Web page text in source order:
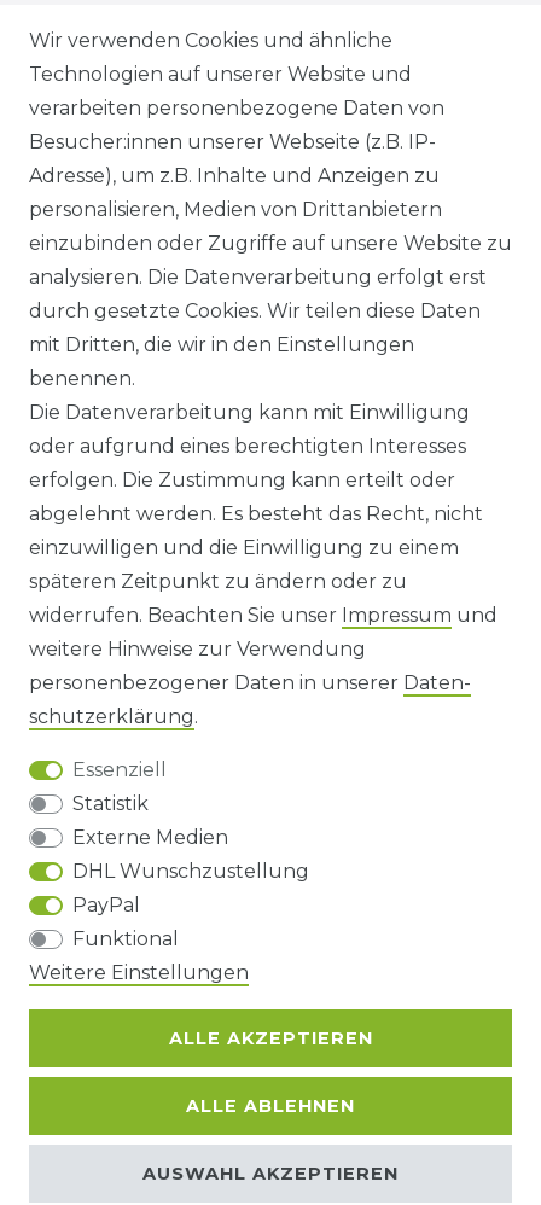
VERSANDARTEN & -KOSTEN
GEWERBETREIBENDE?
HILFE
KONTAKT
ANFAHRT
WIDERRUFS­FORMULAR
HINWEISE ZUR BATTERIEENTSORGUNG
IMPRESSUM
AGB UND KUNDENINFORMATIONEN
DATENSCHUTZERKLÄRUNG
BARRIEREFREIHEIT
Impressum Daten­schutz­erklärung
Barrierefreiheitserklärung
VERTRAG WIDERRUFEN Kontakt
vorbehalten.
Wir verwenden Cookies und ähnliche
Technologien auf unserer Website und
verarbeiten personenbezogene Daten von
Besucher:innen unserer Webseite (z.B. IP-
Adresse), um z.B. Inhalte und Anzeigen zu
personalisieren, Medien von Drittanbietern
einzubinden oder Zugriffe auf unsere Website zu
analysieren. Die Datenverarbeitung erfolgt erst
durch gesetzte Cookies. Wir teilen diese Daten
mit Dritten, die wir in den Einstellungen
benennen.
Die Datenverarbeitung kann mit Einwilligung
oder aufgrund eines berechtigten Interesses
erfolgen. Die Zustimmung kann erteilt oder
abgelehnt werden. Es besteht das Recht, nicht
einzuwilligen und die Einwilligung zu einem
späteren Zeitpunkt zu ändern oder zu
widerrufen. Beachten Sie unser Impressum und
weitere Hinweise zur Verwendung
personenbezogener Daten in unserer Daten­
schutz­erklärung.
Essenziell
Statistik
Externe Medien
DHL Wunschzustellung
PayPal
Funktional
Weitere Einstellungen
ALLE AKZEPTIEREN
ALLE ABLEHNEN
AUSWAHL AKZEPTIEREN